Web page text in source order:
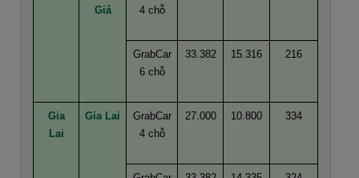
Giá
4 chỗ
GrabCar
6 chỗ
33.382 15.316 216
Gia
Lai
Gia Lai
GrabCar
4 chỗ
27.000 10.800 334